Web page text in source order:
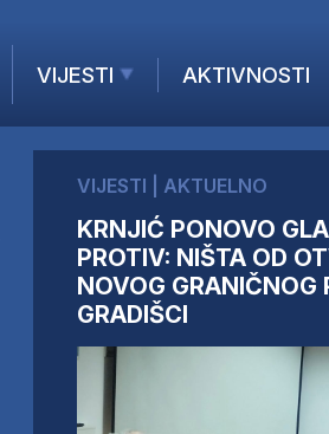
VIJESTI
AKTUELNO
KOMPANIJE
FINANSIJE
IZ STRANIH MEDIJA
AKTIVNOSTI
VIJESTI AKTUELNO
KRNJIĆ PONOVO
PROTIV: NIŠTA OD
NOVOG GRANIČNOG
GRADIŠCI